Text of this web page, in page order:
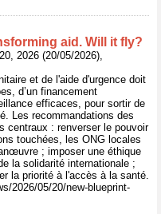
aid. Will it fly?
2026 (20/05/2026),
et de l'aide d'urgence doit
d’un financement
efficaces, pour sortir de
Les recommandations des
centraux : renverser le pouvoir
touchées, les ONG locales
; imposer une éthique
la solidarité internationale ;
la priorité à l'accès à la santé.
2026/05/20/new-blueprint-